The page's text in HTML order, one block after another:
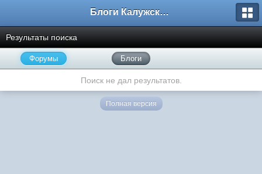
Блоги Калужского перекрестка
Результаты поиска
Форумы Блоги
Поиск не дал результатов.
Полная версия